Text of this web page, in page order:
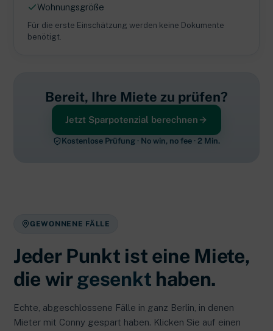
Wohnungsgröße
Für die erste Einschätzung werden keine Dokumente
benötigt.
Bereit, Ihre Miete zu prüfen?
Jetzt Sparpotenzial berechnen
Kostenlose Prüfung · No win, no fee · 2 Min.
GEWONNENE FÄLLE
Jeder Punkt ist eine Miete,
die wir gesenkt haben.
Echte, abgeschlossene Fälle in ganz Berlin, in denen
Mieter mit Conny gespart haben. Klicken Sie auf einen